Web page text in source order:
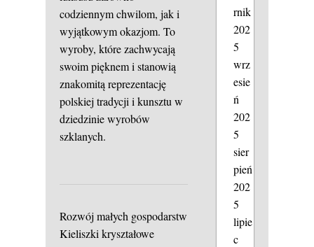
codziennym chwilom, jak i
wyjątkowym okazjom. To
wyroby, które zachwycają
swoim pięknem i stanowią
znakomitą reprezentację
polskiej tradycji i kunsztu w
dziedzinie wyrobów
szklanych.
Rozwój małych gospodarstw
Kieliszki kryształowe
rnik
202
5
wrz
esie
ń
202
5
sier
pień
202
5
lipie
c